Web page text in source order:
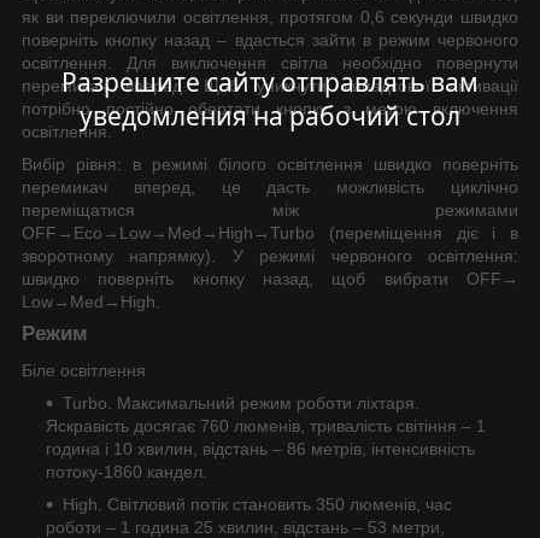
Разрешите сайту отправлять вам
уведомления на рабочий стол
як ви переключили освітлення, протягом 0,6 секунди швидко
поверніть кнопку назад – вдасться зайти в режим червоного
освітлення. Для виключення світла необхідно повернути
перемикач вперед. Щоб уникнути випадкової активації
потрібно постійно обертати кнопку з метою включення
освітлення.
Вибір рівня: в режимі білого освітлення швидко поверніть
перемикач вперед, це дасть можливість циклічно
переміщатися між режимами
OFF→Eco→Low→Med→High→Turbo (переміщення діє і в
зворотному напрямку). У режимі червоного освітлення:
швидко поверніть кнопку назад, щоб вибрати OFF→
Low→Med→High.
Режим
Біле освітлення
Turbo. Максимальний режим роботи ліхтаря.
Яскравість досягає 760 люменів, тривалість світіння – 1
година і 10 хвилин, відстань – 86 метрів, інтенсивність
потоку-1860 кандел.
High. Світловий потік становить 350 люменів, час
роботи – 1 година 25 хвилин, відстань – 53 метри,